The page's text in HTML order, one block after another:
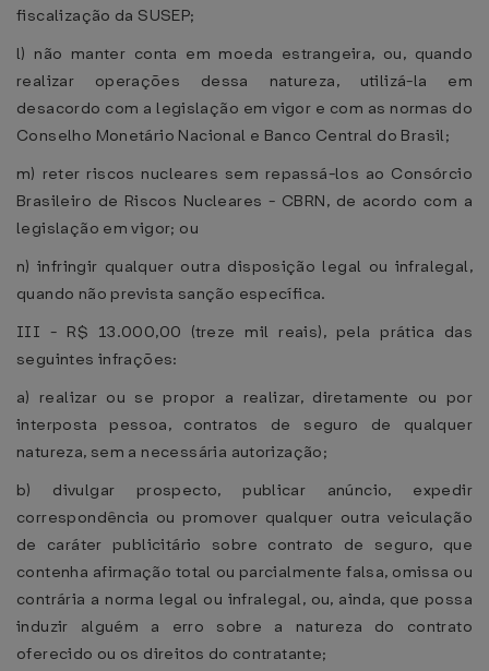
fiscalização da SUSEP;
l) não manter conta em moeda estrangeira, ou, quando
realizar operações dessa natureza, utilizá-la em
desacordo com a legislação em vigor e com as normas do
Conselho Monetário Nacional e Banco Central do Brasil;
m) reter riscos nucleares sem repassá-los ao Consórcio
Brasileiro de Riscos Nucleares - CBRN, de acordo com a
legislação em vigor; ou
n) infringir qualquer outra disposição legal ou infralegal,
quando não prevista sanção específica.
III - R$ 13.000,00 (treze mil reais), pela prática das
seguintes infrações:
a) realizar ou se propor a realizar, diretamente ou por
interposta pessoa, contratos de seguro de qualquer
natureza, sem a necessária autorização;
b) divulgar prospecto, publicar anúncio, expedir
correspondência ou promover qualquer outra veiculação
de caráter publicitário sobre contrato de seguro, que
contenha afirmação total ou parcialmente falsa, omissa ou
contrária a norma legal ou infralegal, ou, ainda, que possa
induzir alguém a erro sobre a natureza do contrato
oferecido ou os direitos do contratante;